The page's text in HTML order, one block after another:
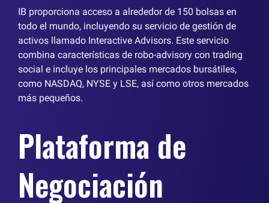
IB proporciona acceso a alrededor de 150 bolsas en
todo el mundo, incluyendo su servicio de gestión de
activos llamado Interactive Advisors. Este servicio
combina características de robo-advisory con trading
social e incluye los principales mercados bursátiles,
como NASDAQ, NYSE y LSE, así como otros mercados
más pequeños.
Plataforma de
Negociación